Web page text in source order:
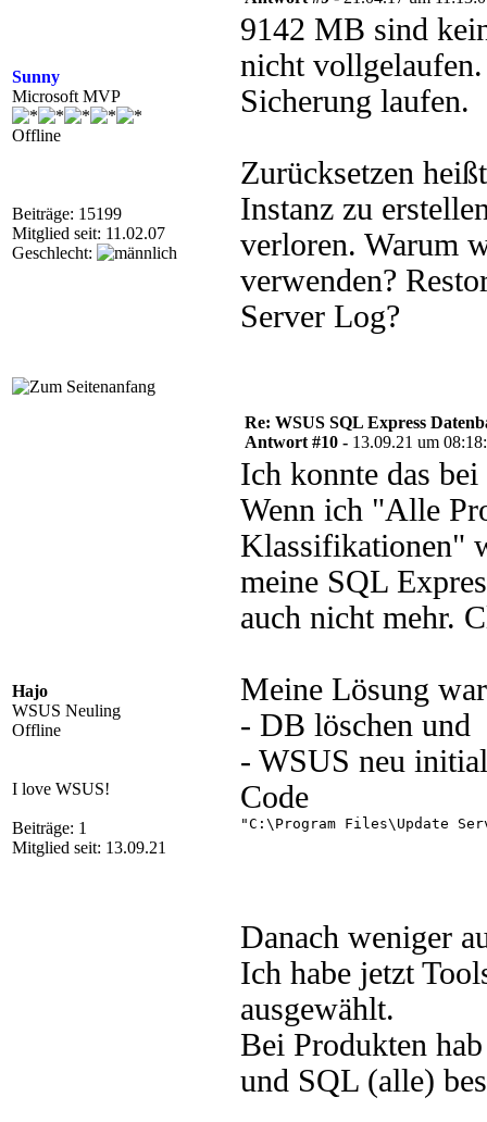
Sunny
Microsoft MVP
Offline
Beiträge: 15199
Mitglied seit: 11.02.07
Geschlecht:
9142 MB sind
nicht
Sicherung laufen.
Zurücksetzen
Instanz zu
verloren. Warum
verwenden?
Server Log?
Hajo
WSUS Neuling
Offline
I love WSUS!
Beiträge: 1
Mitglied seit: 13.09.21
Re: WSUS SQL Express
Antwort #10 - 13.09.21 um
Ich konnte das
Wenn ich "Alle
Klassifikationen"
meine SQL
auch nicht mehr.
Meine Lösung
- DB löschen und
- WSUS neu
Code
"C:\Program Files\Update
Danach weniger
Ich habe jetzt
ausgewählt.
Bei Produkten
und SQL (alle)